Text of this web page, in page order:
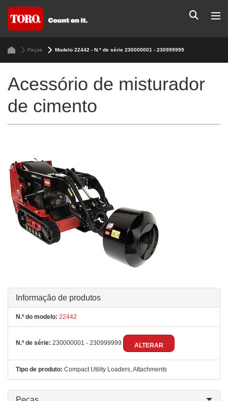
Peças Modelo 22442 - N.º de série 230000001 - 230999999
Acessório de misturador
de cimento
Informação de produtos
N.º do modelo: 22442
N.º de série: 230000001 - 230999999 ALTERAR
Tipo de produto: Compact Utility Loaders, Attachments